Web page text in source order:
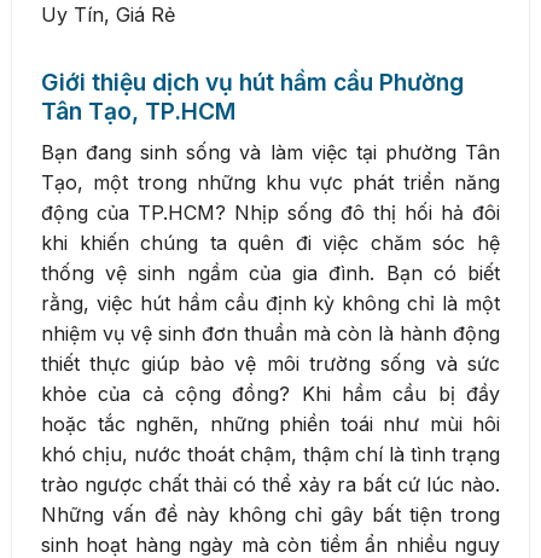
Uy Tín, Giá Rẻ
Giới thiệu dịch vụ hút hầm cầu Phường
Tân Tạo, TP.HCM
Bạn đang sinh sống và làm việc tại phường Tân
Tạo, một trong những khu vực phát triển năng
động của TP.HCM? Nhịp sống đô thị hối hả đôi
khi khiến chúng ta quên đi việc chăm sóc hệ
thống vệ sinh ngầm của gia đình. Bạn có biết
rằng, việc hút hầm cầu định kỳ không chỉ là một
nhiệm vụ vệ sinh đơn thuần mà còn là hành động
thiết thực giúp bảo vệ môi trường sống và sức
khỏe của cả cộng đồng? Khi hầm cầu bị đầy
hoặc tắc nghẽn, những phiền toái như mùi hôi
khó chịu, nước thoát chậm, thậm chí là tình trạng
trào ngược chất thải có thể xảy ra bất cứ lúc nào.
Những vấn đề này không chỉ gây bất tiện trong
sinh hoạt hàng ngày mà còn tiềm ẩn nhiều nguy